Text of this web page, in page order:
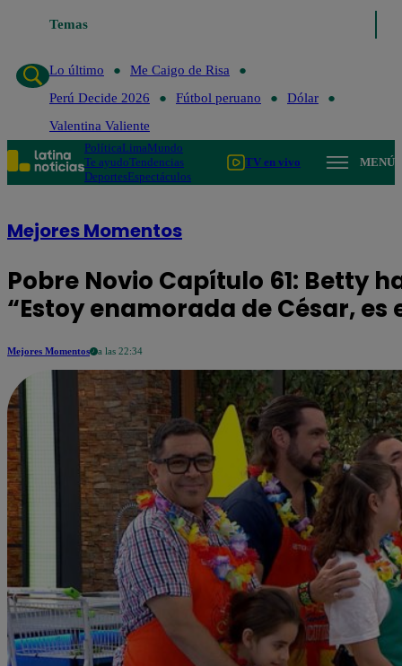
Temas
Lo último
Me Caigo de Risa
Perú Decide 2026
Fútbol peruano
Dólar
Valentina Valiente
PolíticaLimaMundo
Te ayudoTendencias
DeportesEspectáculos
TV en vivo MENÚ
Mejores Momentos
Pobre Novio Capítulo 61: Betty
“Estoy enamorada de César,
Mejores Momentos a las 22:34